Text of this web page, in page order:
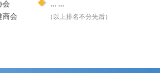
会
商会
... ...
（以上排名不分先后）